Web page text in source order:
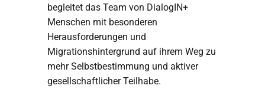
begleitet das Team von DialogIN+
Menschen mit besonderen
Herausforderungen und
Migrationshintergrund auf ihrem Weg zu
mehr Selbstbestimmung und aktiver
gesellschaftlicher Teilhabe.